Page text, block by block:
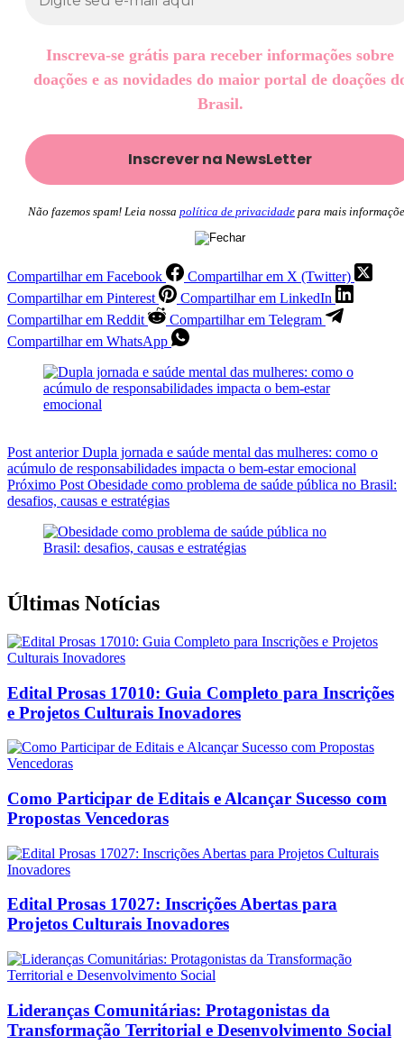
Inscreva-se grátis para receber informações sobre
doações e as novidades do maior portal de doações
Brasil.
Não fazemos spam! Leia nossa política de privacidade para mais
Compartilhar em Facebook
Compartilhar em X (Twitter)
Compartilhar em Pinterest
Compartilhar em LinkedIn
Compartilhar em Reddit
Compartilhar em Telegram
Compartilhar em WhatsApp
Post anteriorDupla jornada e saúde mental das mulheres: como o
acúmulo de responsabilidades impacta o bem-estar emocional
Próximo Post Obesidade como problema de saúde pública no Brasil:
desafios, causas e estratégias
Últimas Notícias
Edital Prosas 17010: Guia Completo para Inscrições
e Projetos Culturais Inovadores
Como Participar de Editais e Alcançar Sucesso com
Propostas Vencedoras
Edital Prosas 17027: Inscrições Abertas para
Projetos Culturais Inovadores
Lideranças Comunitárias: Protagonistas da
Transformação Territorial e Desenvolvimento Social